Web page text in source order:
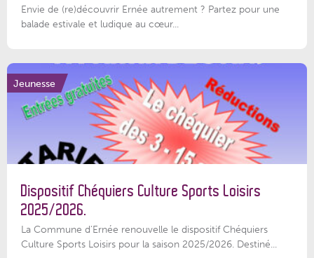
Envie de (re)découvrir Ernée autrement ? Partez pour une
balade estivale et ludique au cœur...
Jeunesse
Dispositif Chéquiers Culture Sports Loisirs
2025/2026.
La Commune d'Ernée renouvelle le dispositif Chéquiers
Culture Sports Loisirs pour la saison 2025/2026. Destiné...